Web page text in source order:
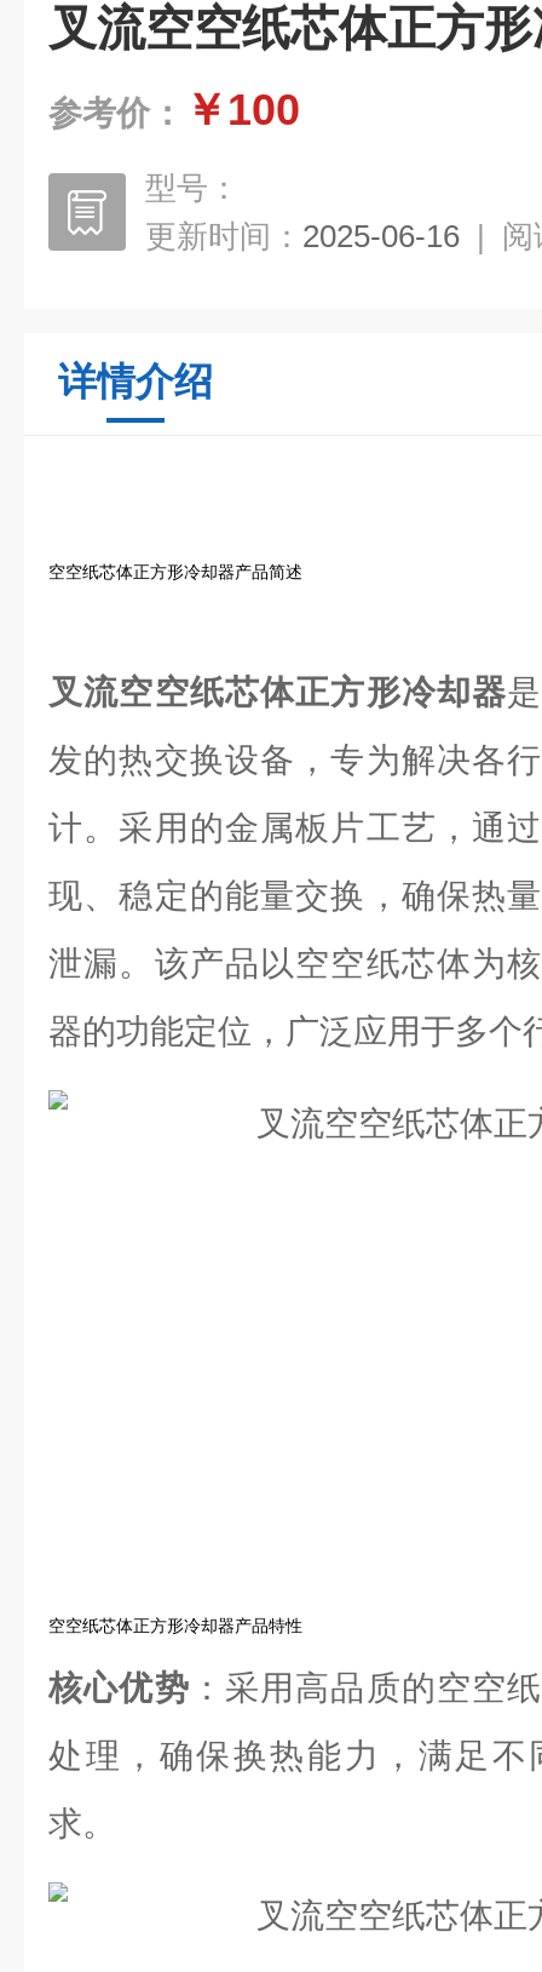
叉流空空纸芯体正方
参考价： ￥100
型号：
更新时间： 2025-06-16 | 阅
详情介绍
空空纸芯体正方形冷却器产品简述
叉流空空纸芯体正方形冷却器
发的热交换设备，专为解决各
计。采用的金属板片工艺，通
现、稳定的能量交换，确保热
泄漏。该产品以空空纸芯体为
器的功能定位，广泛应用于多个
空空纸芯体正方形冷却器产品特性
核心优势 ：采用高品质的空空
处理，确保换热能力，满足不
求。